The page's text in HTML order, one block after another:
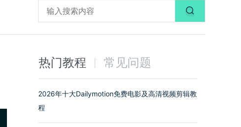
热门教程 常见问题
2026年十大Dailymotion免费电影及高清视频剪辑教
程